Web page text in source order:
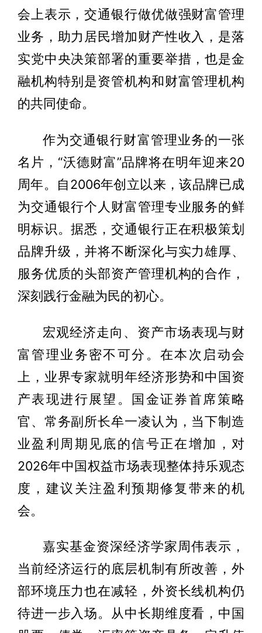
会上表示，交通银行做优做强财富管理
业务，助力居民增加财产性收入，是落
实党中央决策部署的重要举措，也是金
融机构特别是资管机构和财富管理机构
的共同使命。
作为交通银行财富管理业务的一张
名片，“沃德财富”品牌将在明年迎来20
周年。自2006年创立以来，该品牌已成
为交通银行个人财富管理专业服务的鲜
明标识。据悉，交通银行正在积极策划
品牌升级，并将不断深化与实力雄厚、
服务优质的头部资产管理机构的合作，
深刻践行金融为民的初心。
宏观经济走向、资产市场表现与财
富管理业务密不可分。在本次启动会
上，业界专家就明年经济形势和中国资
产表现进行展望。国金证券首席策略
官、常务副所长牟一凌认为，当下制造
业盈利周期见底的信号正在增加，对
2026年中国权益市场表现整体持乐观态
度，建议关注盈利预期修复带来的机
会。
嘉实基金资深经济学家周伟表示，
当前经济运行的底层机制有所改善，外
部环境压力也在减轻，外资长线机构仍
待进一步入场。从中长期维度看，中国